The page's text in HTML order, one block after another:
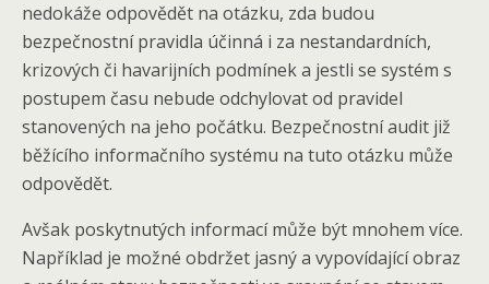
nedokáže odpovědět na otázku, zda budou
bezpečnostní pravidla účinná i za nestandardních,
krizových či havarijních podmínek a jestli se systém s
postupem času nebude odchylovat od pravidel
stanovených na jeho počátku. Bezpečnostní audit již
běžícího informačního systému na tuto otázku může
odpovědět.
Avšak poskytnutých informací může být mnohem více.
Například je možné obdržet jasný a vypovídající obraz